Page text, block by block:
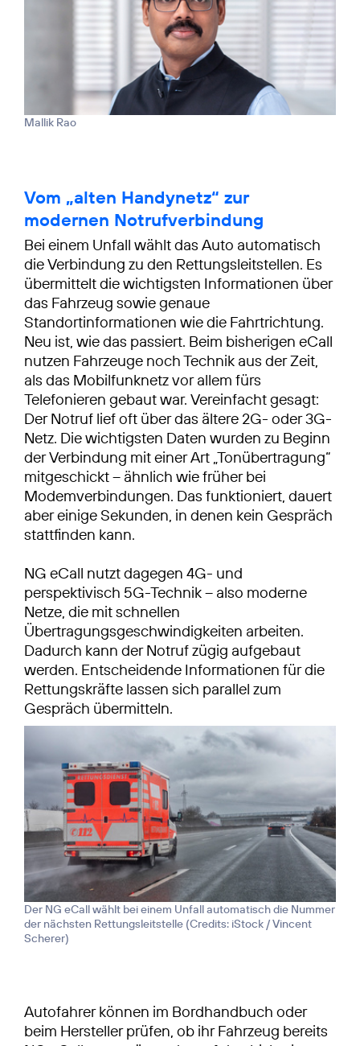
Mallik Rao
Vom „alten Handynetz“ zur
modernen Notrufverbindung
Bei einem Unfall wählt das Auto automatisch
die Verbindung zu den Rettungsleitstellen. Es
übermittelt die wichtigsten Informationen über
das Fahrzeug sowie genaue
Standortinformationen wie die Fahrtrichtung.
Neu ist, wie das passiert. Beim bisherigen eCall
nutzen Fahrzeuge noch Technik aus der Zeit,
als das Mobilfunknetz vor allem fürs
Telefonieren gebaut war. Vereinfacht gesagt:
Der Notruf lief oft über das ältere 2G- oder 3G-
Netz. Die wichtigsten Daten wurden zu Beginn
der Verbindung mit einer Art „Tonübertragung“
mitgeschickt – ähnlich wie früher bei
Modemverbindungen. Das funktioniert, dauert
aber einige Sekunden, in denen kein Gespräch
stattfinden kann.
NG eCall nutzt dagegen 4G- und
perspektivisch 5G-Technik – also moderne
Netze, die mit schnellen
Übertragungsgeschwindigkeiten arbeiten.
Dadurch kann der Notruf zügig aufgebaut
werden. Entscheidende Informationen für die
Rettungskräfte lassen sich parallel zum
Gespräch übermitteln.
Der NG eCall wählt bei einem Unfall automatisch die Nummer
der nächsten Rettungsleitstelle (Credits: iStock / Vincent
Scherer)
Autofahrer können im Bordhandbuch oder
beim Hersteller prüfen, ob ihr Fahrzeug bereits